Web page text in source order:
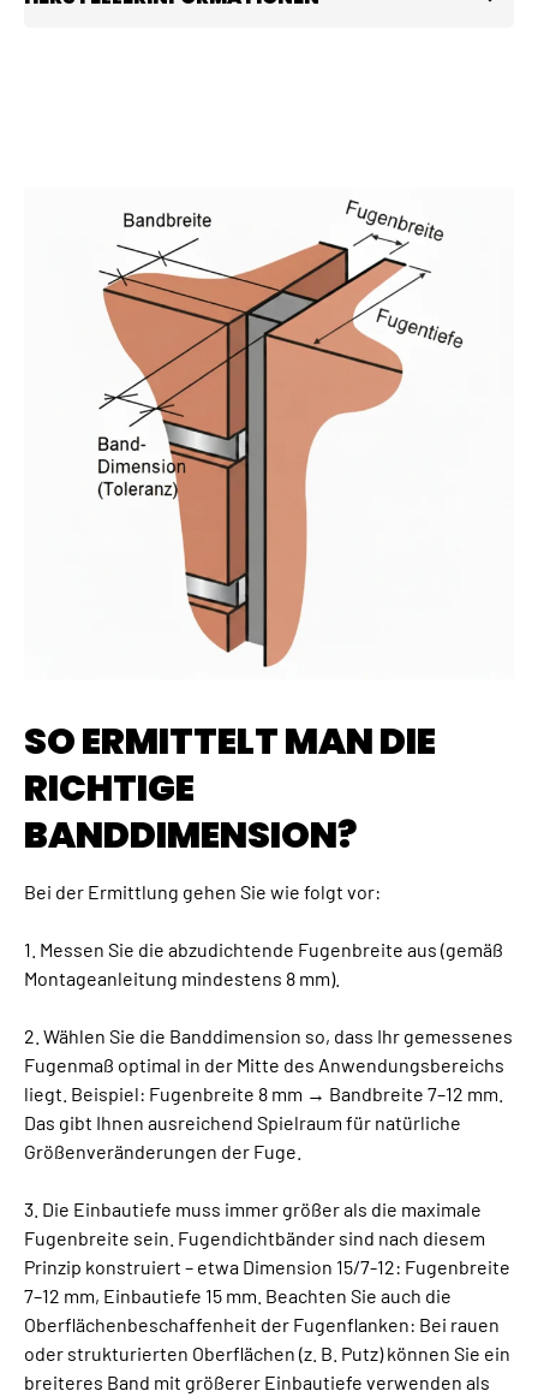
SO ERMITTELT MAN DIE
RICHTIGE
BANDDIMENSION?
Bei der Ermittlung gehen Sie wie folgt vor:
1. Messen Sie die abzudichtende Fugenbreite aus (gemäß
Montageanleitung mindestens 8 mm).
2. Wählen Sie die Banddimension so, dass Ihr gemessenes
Fugenmaß optimal in der Mitte des Anwendungsbereichs
liegt. Beispiel: Fugenbreite 8 mm → Bandbreite 7–12 mm.
Das gibt Ihnen ausreichend Spielraum für natürliche
Größenveränderungen der Fuge.
3. Die Einbautiefe muss immer größer als die maximale
Fugenbreite sein. Fugendichtbänder sind nach diesem
Prinzip konstruiert – etwa Dimension 15/7-12: Fugenbreite
7–12 mm, Einbautiefe 15 mm. Beachten Sie auch die
Oberflächenbeschaffenheit der Fugenflanken: Bei rauen
oder strukturierten Oberflächen (z. B. Putz) können Sie ein
breiteres Band mit größerer Einbautiefe verwenden als